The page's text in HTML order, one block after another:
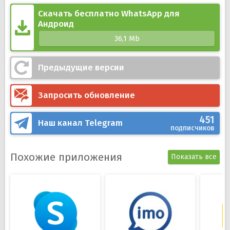
Доставка сообщений, которые были отправлены
Вам на выключенный телефон;
Большой выбор настроек для персонализации
приложения;
Наборы смайлов на любой вкус.
Скачать бесплатно WhatsApp для
Андроид
36,1 Mb
Предыдущие версии
Запросить обновление
Наш канал Telegram 451
подписчиков
Похожие приложения Показать все